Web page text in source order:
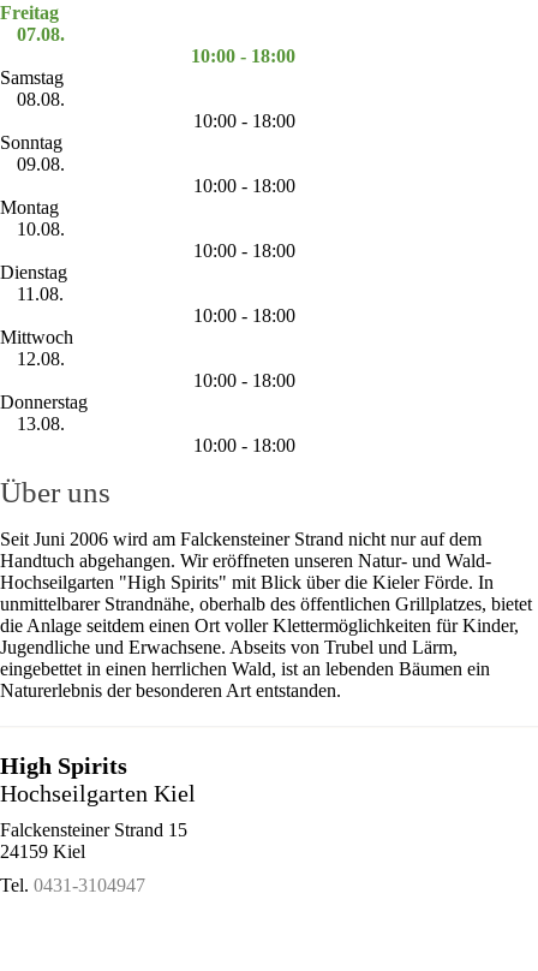
Freitag
07.08.
10:00 - 18:00
Samstag
08.08.
10:00 - 18:00
Sonntag
09.08.
10:00 - 18:00
Montag
10.08.
10:00 - 18:00
Dienstag
11.08.
10:00 - 18:00
Mittwoch
12.08.
10:00 - 18:00
Donnerstag
13.08.
10:00 - 18:00
Über uns
Seit Juni 2006 wird am Falckensteiner Strand nicht nur auf dem
Handtuch abgehangen. Wir eröffneten unseren Natur- und Wald-
Hochseilgarten "High Spirits" mit Blick über die Kieler Förde. In
unmittelbarer Strandnähe, oberhalb des öffentlichen Grillplatzes, bietet
die Anlage seitdem einen Ort voller Klettermöglichkeiten für Kinder,
Jugendliche und Erwachsene. Abseits von Trubel und Lärm,
eingebettet in einen herrlichen Wald, ist an lebenden Bäumen ein
Naturerlebnis der besonderen Art entstanden.
High Spirits
Hochseilgarten Kiel
Falckensteiner Strand 15
24159 Kiel
Tel. 0431-3104947